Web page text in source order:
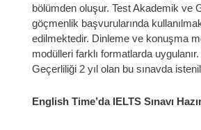
bölümden oluşur. Test Akademik ve
göçmenlik başvurularında
edilmektedir. Dinleme ve konuşma
modülleri farklı formatlarda
Geçerliliği 2 yıl olan bu sınavda
English Time’da IELTS Sınavı